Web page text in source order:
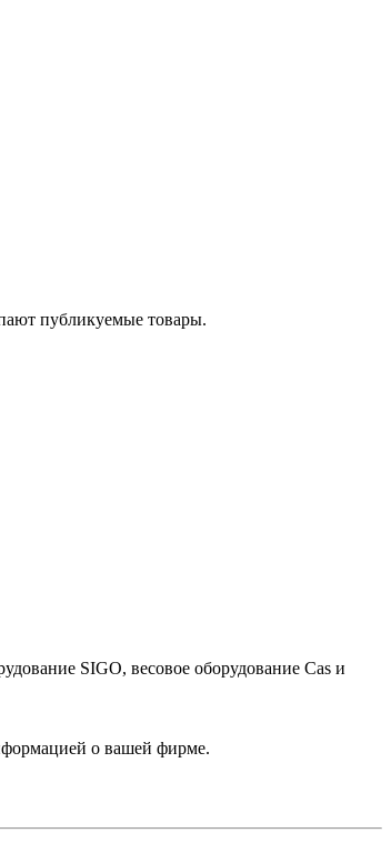
публикуемые товары.
SIGO, весовое оборудование Cas и
о вашей фирме.